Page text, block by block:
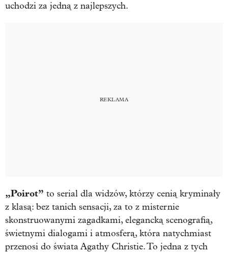
uchodzi za jedną z najlepszych.
„Poirot” to serial dla widzów, którzy cenią kryminały
z klasą: bez tanich sensacji, za to z misternie
skonstruowanymi zagadkami, elegancką scenografią,
świetnymi dialogami i atmosferą, która natychmiast
przenosi do świata Agathy Christie. To jedna z tych